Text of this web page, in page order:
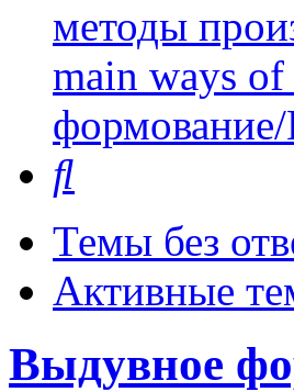
методы
main ways
Темы без
Активные
Выдувное